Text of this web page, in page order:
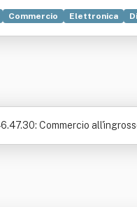
Commercio Elettronica
Commercio